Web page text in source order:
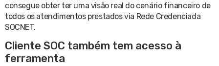
consegue obter ter uma visão real do cenário financeiro de
todos os atendimentos prestados via Rede Credenciada
SOCNET.
Cliente SOC também tem acesso à
ferramenta